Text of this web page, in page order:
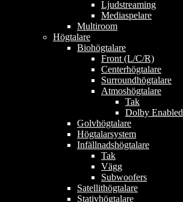
Ljudstreaming
Mediaspelare
Multiroom
Högtalare
Biohögtalare
Front (L/C/R)
Centerhögtalare
Surroundhögtalare
Atmoshögtalare
Tak
Dolby Enabled
Golvhögtalare
Högtalarsystem
Infällnadshögtalare
Tak
Vägg
Subwoofers
Satellithögtalare
Stativhögtalare